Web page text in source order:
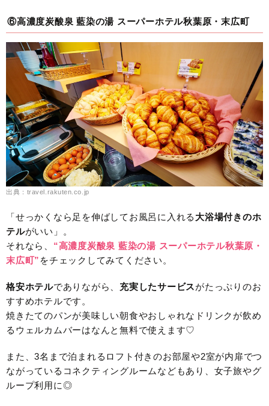
⑥高濃度炭酸泉 藍染の湯 スーパーホテル秋葉原・末広町
出典：travel.rakuten.co.jp
「せっかくなら足を伸ばしてお風呂に入れる 大浴場付きのホ
テルがいい」。
それなら、 “高濃度炭酸泉 藍染の湯 スーパーホテル秋葉原・
末広町” をチェックしてみてください。
格安ホテルでありながら、 充実したサービスがたっぷりのお
すすめホテルです。
焼きたてのパンが美味しい朝食やおしゃれなドリンクが飲め
るウェルカムバーはなんと無料で使えます♡
また、3名まで泊まれるロフト付きのお部屋や2室が内扉でつ
ながっているコネクティングルームなどもあり、女子旅やグ
ループ利用に◎